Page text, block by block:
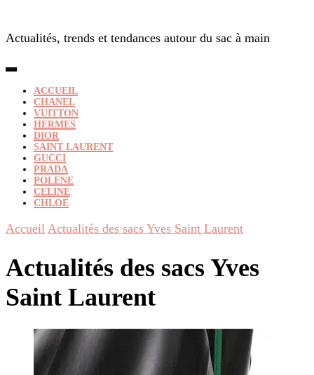
Actualités, trends et tendances autour du sac à main
ACCUEIL
CHANEL
VUITTON
HERMES
DIOR
SAINT LAURENT
GUCCI
PRADA
POLENE
CELINE
CHLOÉ
Accueil Actualités des sacs Yves Saint Laurent
Actualités des sacs Yves
Saint Laurent